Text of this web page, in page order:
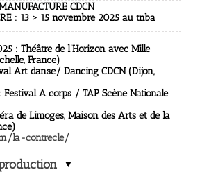
CDCN
: 13 > 15 novembre 2025 au tnba
: Théâtre de l’Horizon avec Mille
France)
Art danse/ Dancing CDCN (Dijon,
: Festival A corps / TAP Scène Nationale
de Limoges, Maison des Arts et de la
la-contrecle/